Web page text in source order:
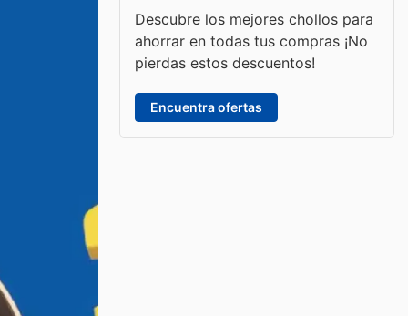
Descubre los mejores chollos para
ahorrar en todas tus compras ¡No
pierdas estos descuentos!
Encuentra ofertas